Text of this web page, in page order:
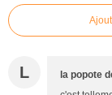
L la popote